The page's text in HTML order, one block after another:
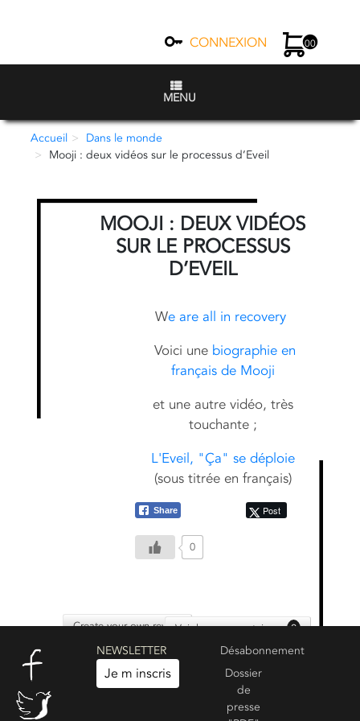
CONNEXION 00
MENU
Accueil
Dans le monde
Mooji : deux vidéos sur le processus d’Eveil
MOOJI : DEUX VIDÉOS
SUR LE PROCESSUS
D’EVEIL
We are all in recovery
Voici une biographie en
français de Mooji
et une autre vidéo, très
touchante ;
L'Eveil, "Ça" se déploie
(sous titrée en français)
Share Post
0
Create your own reviewVoir les commentaires : 0
NEWSLETTER
Je m inscris
Désabonnement
Dossier
de
presse